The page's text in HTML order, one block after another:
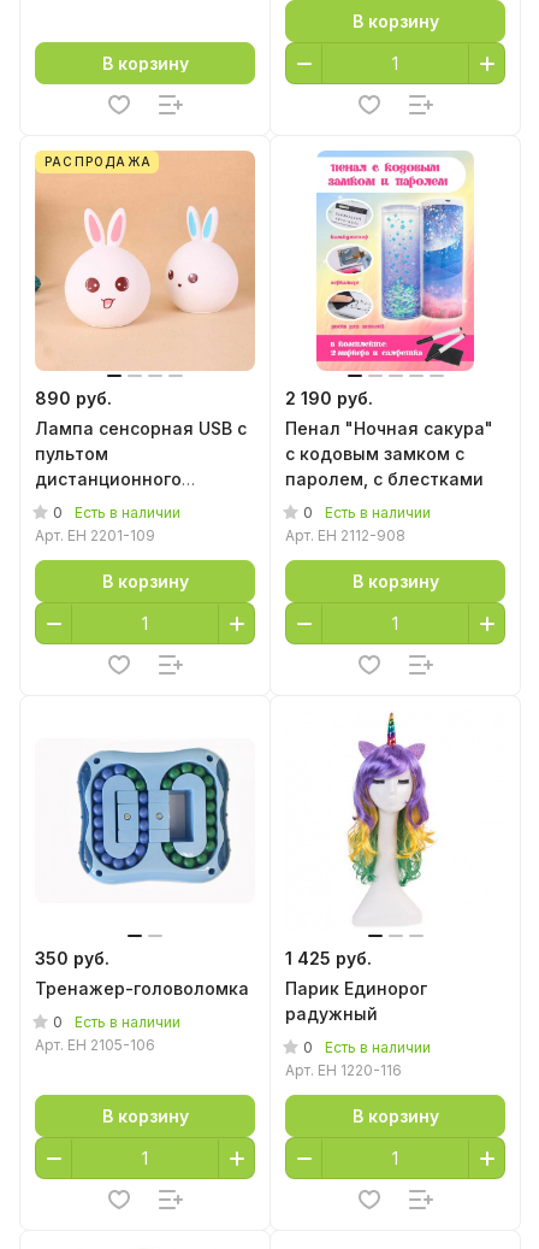
В корзину
В корзину
РАСПРОДАЖА
890 руб.
Лампа сенсорная USB с
пультом
дистанционного
управления "Кролик"
0
Есть в наличии
Арт. EH 2201-109
В корзину
2 190 руб.
Пенал "Ночная сакура"
с кодовым замком с
паролем, с блестками
0
Есть в наличии
Арт. EH 2112-908
В корзину
350 руб.
Тренажер-головоломка
0
Есть в наличии
Арт. EH 2105-106
В корзину
1 425 руб.
Парик Единорог
радужный
0
Есть в наличии
Арт. EH 1220-116
В корзину